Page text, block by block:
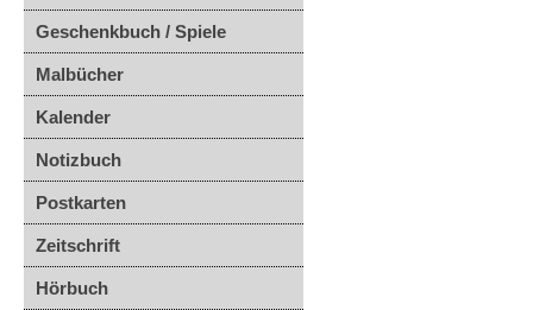
Geschenkbuch / Spiele
Malbücher
Kalender
Notizbuch
Postkarten
Zeitschrift
Hörbuch